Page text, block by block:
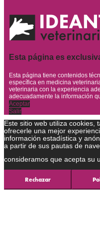
Esta página es
Esta página tiene contenidos
específica en medicina
veterinaria con la experiencia
adecuadamente la información
Aceptar
Salir
Este sitio web utiliza cookies,
ofrecerle una mejor
información estadística y
a partir de sus pautas de
consideramos que acepta su
Rechazar